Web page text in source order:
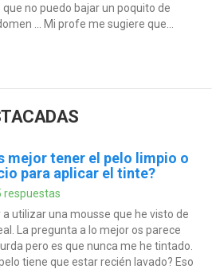
no puedo bajar un poquito de
... Mi profe me sugiere que...
mejor tener el pelo limpio o
para aplicar el tinte?
respuestas
a utilizar una mousse que he visto de
La pregunta a lo mejor os parece
pero es que nunca me he tintado.
tiene que estar recién lavado? Eso